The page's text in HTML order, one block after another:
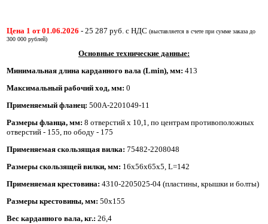
Цена 1 от 01.06.2026 - 25 287 руб. с НДС (выставляется в счете при сумме заказа до
300 000 рублей)
Основные технические данные:
Минимальная длина карданного вала (Lmin), мм: 413
Максимальный рабочий ход, мм: 0
Применяемый фланец: 500А-2201049-11
Размеры фланца, мм: 8 отверстий х 10,1, по центрам противоположных
отверстий - 155, по ободу - 175
Применяемая скользящая вилка: 75482-2208048
Размеры скользящей вилки, мм: 16x56x65x5, L=142
Применяемая крестовина: 4310-2205025-04 (пластины, крышки и болты)
Размеры крестовины, мм: 50х155
Вес карданного вала, кг.: 26,4